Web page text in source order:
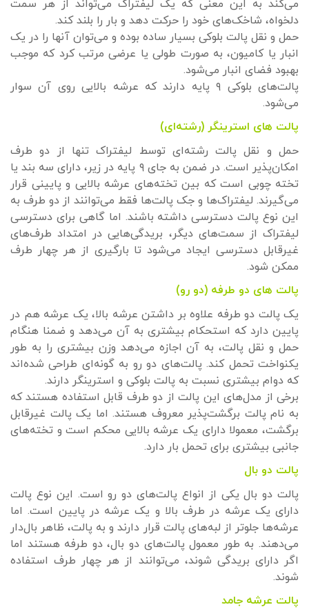
می‌کند به این معنی که یک لیفتراک می‌تواند از هر سمت
دلخواه، شاخک‌های خود را حرکت دهد و بار را بلند کند.
حمل و نقل پالت بلوکی بسیار ساده بوده و می‌توان آنها را در یک
انبار یا کامیون، به صورت طولی یا عرضی مرتب کرد که موجب
بهبود فضای انبار می‌شود.
پالت‌های بلوکی ۹ پایه دارند که عرشه بالایی روی آن سوار
می‌شود.
پالت های استرینگر (رشته‌ای)
حمل و نقل پالت رشته‌ای توسط لیفتراک تنها از دو طرف
امکان‌پذیر است. در ضمن به جای ۹ پایه در زیر، دارای سه بند یا
تخته چوبی است که بین تخته‌های عرشه بالایی و پایینی قرار
می‌گیرند. لیفتراک‌ها و جک پالت‌ها فقط می‌توانند از دو طرف به
این نوع پالت دسترسی داشته باشند. اما گاهی برای دسترسی
لیفتراک از سمت‌های دیگر، بریدگی‌هایی در امتداد طرف‌های
غیرقابل دسترسی ایجاد می‌شود تا بارگیری از هر چهار طرف
ممکن شود.
پالت های دو طرفه (دو رو)
یک پالت دو طرفه علاوه بر داشتن عرشه بالا، یک عرشه هم در
پایین دارد که استحکام بیشتری به آن می‌دهد و ضمنا هنگام
حمل و نقل پالت، به آن اجازه می‌دهد وزن بیشتری را به طور
یکنواخت تحمل کند. پالت‌های دو رو به گونه‌ای طراحی شده‌اند
که دوام بیشتری نسبت به پالت بلوکی و استرینگر دارند.
برخی از مدل‌های این پالت از دو طرف قابل استفاده هستند که
به نام پالت برگشت‌پذیر معروف هستند. اما یک پالت غیرقابل
برگشت، معمولا دارای یک عرشه بالایی محکم است و تخته‌های
جانبی بیشتری برای تحمل بار دارد.
پالت دو بال
پالت دو بال یکی از انواع پالت‌های دو رو است. این نوع پالت
دارای یک عرشه در طرف بالا و یک عرشه در پایین است. اما
عرشه‌ها جلوتر از لبه‌های پالت قرار دارند و به پالت، ظاهر بال‌دار
می‌دهند. به طور معمول پالت‌های دو بال، دو طرفه هستند اما
اگر دارای بریدگی شوند، می‌توانند از هر چهار طرف استفاده
شوند.
پالت عرشه جامد